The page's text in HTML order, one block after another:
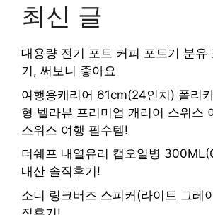
최신 글
대용량 전기 포트 커피 포트기 분유
기, 써보니 좋아요
여행용캐리어 61cm(24인치) 폴리
형 벨라뷰 프리미엄 캐리어 스위스
스위스 여행 필수템!
더쉐프 내열유리 캡오일병
내산 솔직후기!
소니 링크버즈 스피커(라이트 그레